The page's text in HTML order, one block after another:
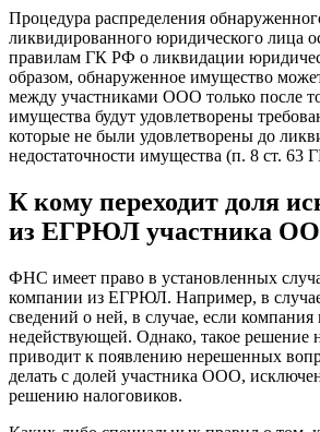
Процедура распределения
ликвидированного юридического лица
правилам ГК РФ о ликвидации
образом, обнаруженное имущество
между участниками ООО только после
имущества будут удовлетворены
которые не были удовлетворены до
недостаточности имущества (п. 8 ст. 63
К кому переходит доля
из ЕГРЮЛ участника
ФНС имеет право в установленных
компании из ЕГРЮЛ. Например, в случае
сведений о ней, в случае, если компания
недействующей. Однако, такое решение
приводит к появлению нерешенных
делать с долей участника ООО,
решению налоговиков.